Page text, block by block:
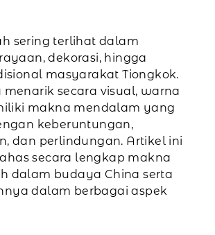
sering terlihat dalam
dekorasi, hingga
masyarakat Tiongkok.
menarik secara visual, warna
makna mendalam yang
keberuntungan,
dan perlindungan. Artikel ini
secara lengkap makna
dalam budaya China serta
dalam berbagai aspek